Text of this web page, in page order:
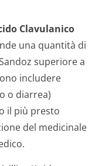
Clavulanico
una quantità di
superiore a
includere
o diarrea)
il più presto
del medicinale